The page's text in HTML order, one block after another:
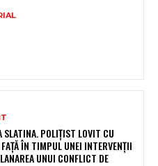
SLATINA. POLIȚIST LOVIT CU
ÎN TIMPUL UNEI INTERVENȚII
UNUI CONFLICT DE